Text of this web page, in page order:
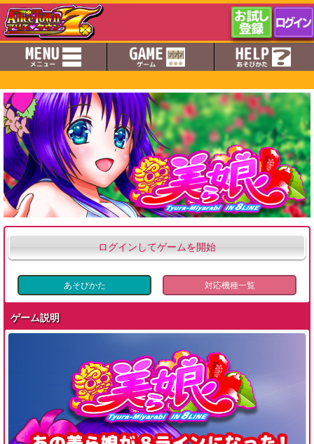
ログインしてゲームを開始
あそびかた 対応機種一覧
ゲーム説明